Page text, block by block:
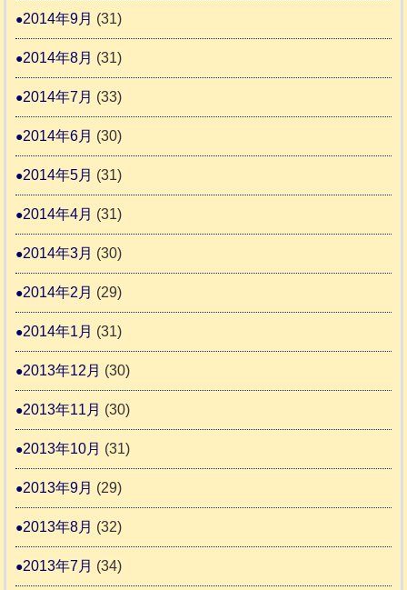
2014年9月 (31)
2014年8月 (31)
2014年7月 (33)
2014年6月 (30)
2014年5月 (31)
2014年4月 (31)
2014年3月 (30)
2014年2月 (29)
2014年1月 (31)
2013年12月 (30)
2013年11月 (30)
2013年10月 (31)
2013年9月 (29)
2013年8月 (32)
2013年7月 (34)